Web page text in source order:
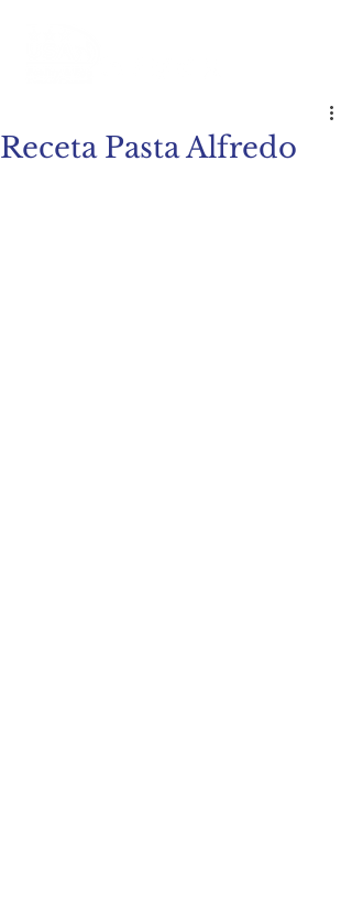
Receta Pasta Alfredo